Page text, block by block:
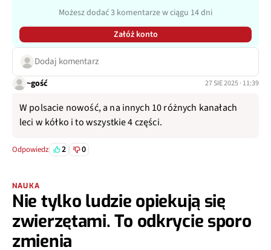
Możesz dodać 3 komentarze w ciągu 14 dni
Załóż konto
Dodaj komentarz
~gość 27 SIE 2025 · 11:39
W polsacie nowość, a na innych 10 różnych kanałach
leci w kółko i to wszystkie 4 części.
Odpowiedz 2 0
NAUKA
Nie tylko ludzie opiekują się
zwierzętami. To odkrycie sporo
zmienia